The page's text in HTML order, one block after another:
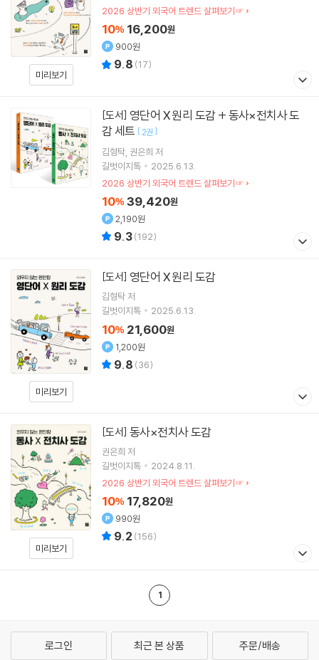
미리보기
2026 상반기 외국어 트렌드 살펴보기☞
10% 16,200원
900원
9.8 (17)
[도서]
감 세트 [ 2권 ]
김형탁 권은희 저
길벗이지톡
2025.6.13.
2026 상반기 외국어 트렌드 살펴보기☞
10% 39,420원
2,190원
9.3(192)
미리보기
[도서] 영단어 X 원리 도감
김형탁저
길벗이지톡
2025.6.13.
10% 21,600원
1,200원
9.8 (36)
미리보기
[도서] 동사×전치사 도감
권은희 저
길벗이지톡
2024.8.11.
2026 상반기 외국어 트렌드 살펴보기☞
10% 17,820원
990원
9.2 (156)
1
로그인 최근 본 상품 주문/배송